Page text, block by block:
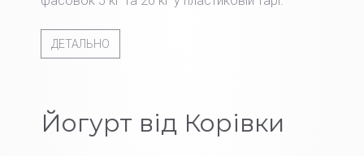
ДЕТАЛЬНО
Йогурт від Корівки